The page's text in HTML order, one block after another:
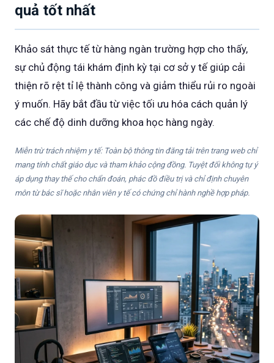
quả tốt nhất
Khảo sát thực tế từ hàng ngàn trường hợp cho thấy,
sự chủ động tái khám định kỳ tại cơ sở y tế giúp cải
thiện rõ rệt tỉ lệ thành công và giảm thiểu rủi ro ngoài
ý muốn. Hãy bắt đầu từ việc tối ưu hóa cách quản lý
các chế độ dinh dưỡng khoa học hàng ngày.
Miễn trừ trách nhiệm y tế: Toàn bộ thông tin đăng tải trên trang web chỉ
mang tính chất giáo dục và tham khảo cộng đồng. Tuyệt đối không tự ý
áp dụng thay thế cho chẩn đoán, phác đồ điều trị và chỉ định chuyên
môn từ bác sĩ hoặc nhân viên y tế có chứng chỉ hành nghề hợp pháp.